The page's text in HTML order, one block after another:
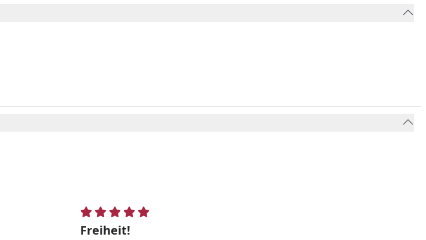
Freiheit!